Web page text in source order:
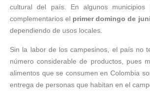
cultural del país. En algunos municipios
complementarios el primer domingo de
dependiendo de usos locales.
Sin la labor de los campesinos, el país no
número considerable de productos, pues
alimentos que se consumen en Colombia
entrega de personas que habitan en el